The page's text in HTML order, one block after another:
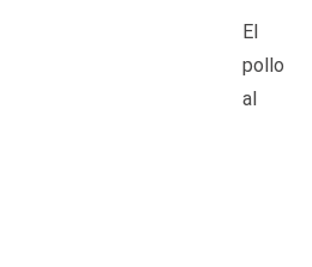
El
pollo
al